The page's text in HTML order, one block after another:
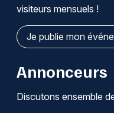
visiteurs mensuels !
Je publie mon
Annonceurs
Discutons ensemble